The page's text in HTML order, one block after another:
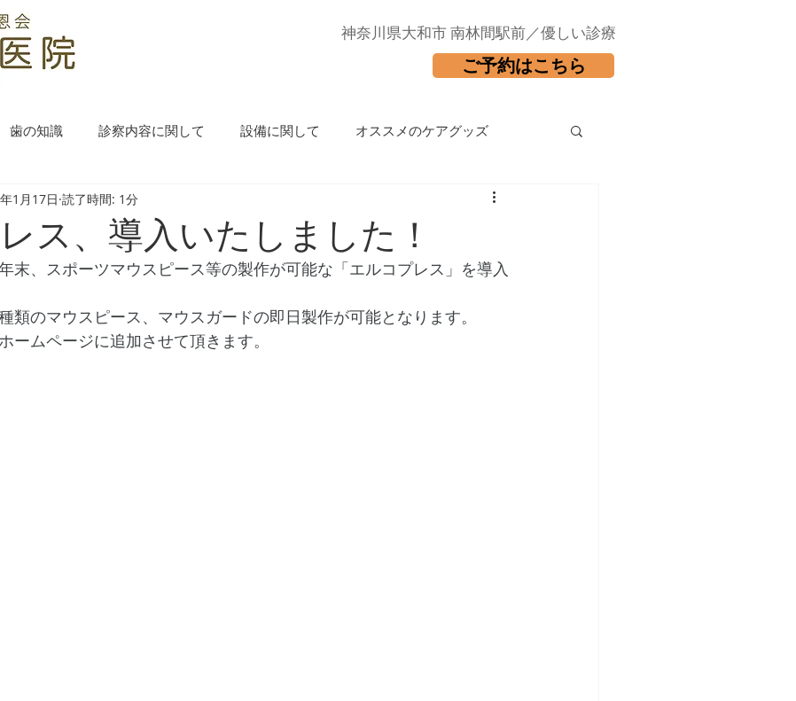
​神奈川県大和市 南林間駅前／優しい診療
ご予約はこちら
歯の知識 診察内容に関して 設備に関して オススメのケアグッズ
ス、導入いたしました！
1月17日 読了時間: 1分
末、スポーツマウスピース等の製作が可能な「エルコプレス」を導入
類のマウスピース、マウスガードの即日製作が可能となります。
ームページに追加させて頂きます。